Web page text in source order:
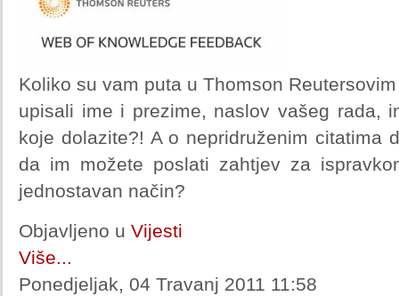
Koliko su vam puta u Thomson
upisali ime i prezime, naslov vašeg rada,
koje dolazite?! A o nepridruženim citatima
da im možete poslati zahtjev za
jednostavan način?
Objavljeno u Vijesti
Više...
Ponedjeljak, 04 Travanj 2011 11:58